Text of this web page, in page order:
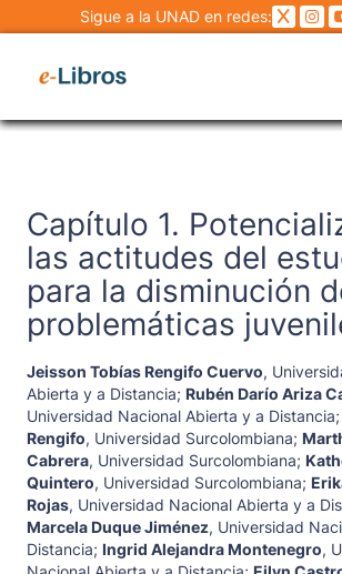
Sigue a la UNAD en redes:
Capítulo 1.
las actitudes del
para la disminución
problemáticas
Jeisson Tobías Rengifo Cuervo,
Abierta y a Distancia; Rubén Darío Ariza
Universidad Nacional Abierta y a Distancia;
Rengifo, Universidad Surcolombiana;
Cabrera, Universidad Surcolombiana;
Quintero, Universidad Surcolombiana;
Rojas, Universidad Nacional Abierta y a
Marcela Duque Jiménez, Universidad
Distancia; Ingrid Alejandra Montenegro,